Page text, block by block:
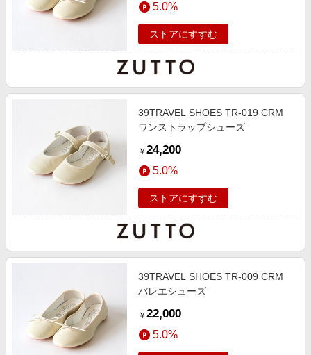
5.0%
ストアにすすむ
39TRAVEL SHOES TR-019 CRM
ワンストラップシューズ
￥ 24,200
5.0%
ストアにすすむ
39TRAVEL SHOES TR-009 CRM
バレエシューズ
￥ 22,000
5.0%